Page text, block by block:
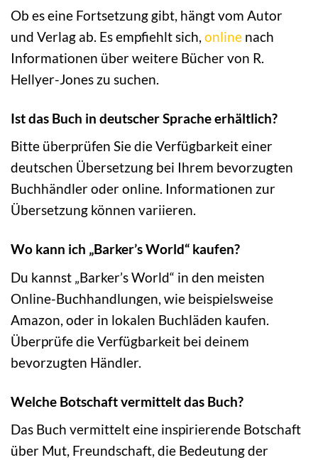
Ob es eine Fortsetzung gibt, hängt vom Autor
und Verlag ab. Es empfiehlt sich, online nach
Informationen über weitere Bücher von R.
Hellyer-Jones zu suchen.
Ist das Buch in deutscher Sprache erhältlich?
Bitte überprüfen Sie die Verfügbarkeit einer
deutschen Übersetzung bei Ihrem bevorzugten
Buchhändler oder online. Informationen zur
Übersetzung können variieren.
Wo kann ich „Barker’s World“ kaufen?
Du kannst „Barker’s World“ in den meisten
Online-Buchhandlungen, wie beispielsweise
Amazon, oder in lokalen Buchläden kaufen.
Überprüfe die Verfügbarkeit bei deinem
bevorzugten Händler.
Welche Botschaft vermittelt das Buch?
Das Buch vermittelt eine inspirierende Botschaft
über Mut, Freundschaft, die Bedeutung der